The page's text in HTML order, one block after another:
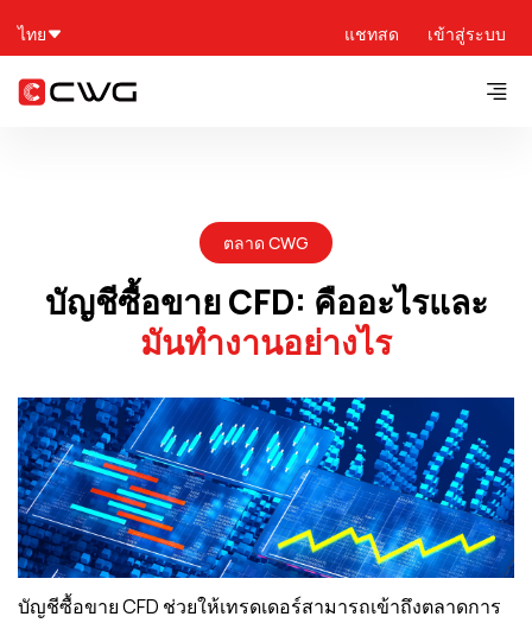
ไทย แชทสด เข้าสู่ระบบ
ตลาด CWG
บัญชีซื้อขาย CFD: คืออะไรและ
มันทำงานอย่างไร
บัญชีซื้อขาย CFD ช่วยให้เทรดเดอร์สามารถเข้าถึงตลาดการ